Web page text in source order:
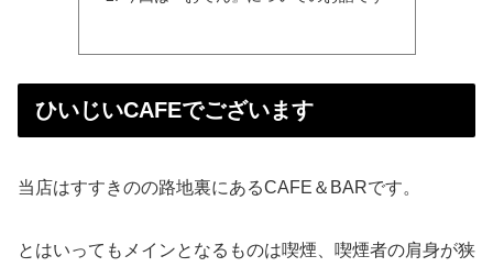
ひいじいCAFEでございます
当店はすすきのの路地裏にあるCAFE＆BARです。
とはいってもメインとなるものは喫煙、喫煙者の肩身が狭